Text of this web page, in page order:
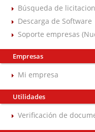
Búsqueda de
Descarga de Software
Soporte empresas
Empresas
Mi empresa
Utilidades
Verificación de